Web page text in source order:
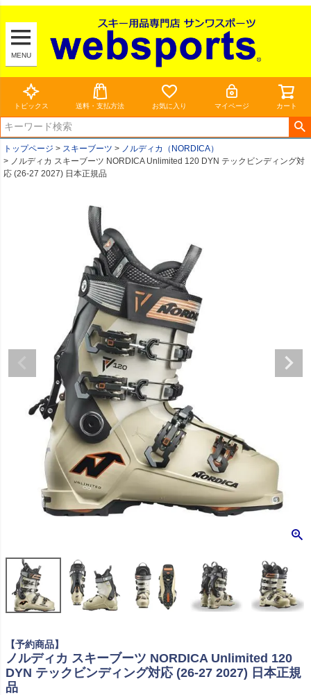
MENU
トピックス 送料・支払方法 お気に入り マイページ カート
トップページ スキーブーツ
ノルディカ（NORDICA）
ノルディカ スキーブーツ NORDICA Unlimited 120 DYN テックビンディング対
応 (26-27 2027) 日本正規品
【予約商品】
ノルディカ スキーブーツ NORDICA Unlimited 120
DYN テックビンディング対応 (26-27 2027) 日本正規
品